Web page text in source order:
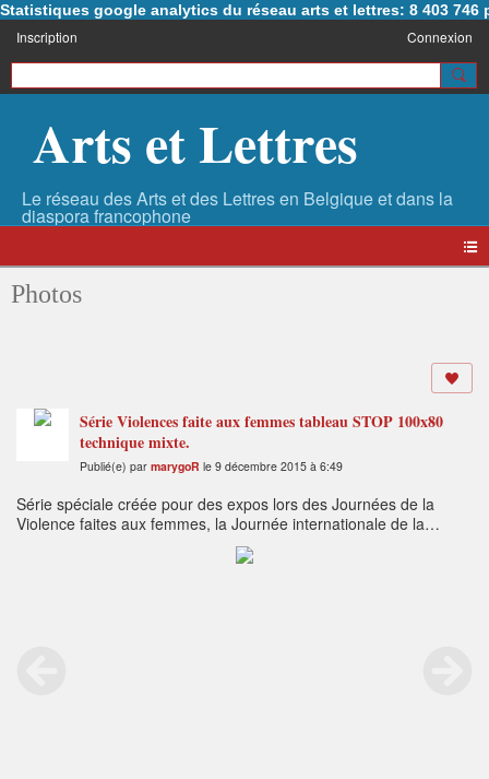
Statistiques google analytics du réseau arts et lettres: 8 403 746
Inscription Connexion
Arts et Lettres
Photos
Série Violences faite aux femmes tableau STOP 100x80
technique mixte.
Publié(e) par marygoR le 9 décembre 2015 à 6:49
Série spéciale créée pour des expos lors des Journées de la
Violence faites aux femmes, la Journée internationale de la
femme et différentes plates-formes ou expositions concernant ce